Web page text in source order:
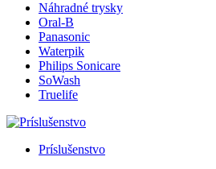
Náhradné trysky
Oral-B
Panasonic
Waterpik
Philips Sonicare
SoWash
Truelife
Príslušenstvo